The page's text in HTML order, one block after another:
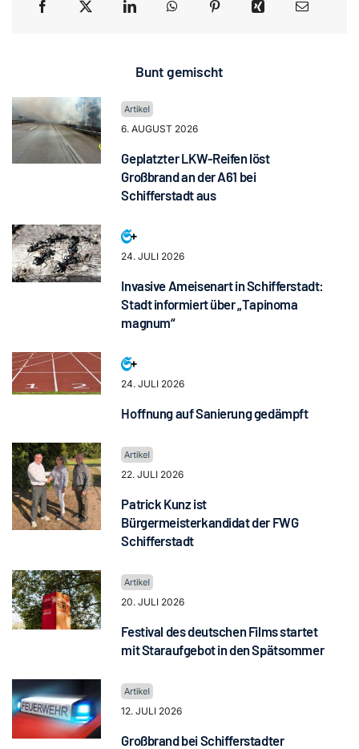
Bunt gemischt
6. AUGUST 2026
Geplatzter LKW-Reifen löst
Großbrand an der A61 bei
Schifferstadt aus
24. JULI 2026
Invasive Ameisenart in Schifferstadt:
Stadt informiert über „Tapinoma
magnum“
24. JULI 2026
Hoffnung auf Sanierung gedämpft
22. JULI 2026
Patrick Kunz ist
Bürgermeisterkandidat der FWG
Schifferstadt
20. JULI 2026
Festival des deutschen Films startet
mit Staraufgebot in den Spätsommer
12. JULI 2026
Großbrand bei Schifferstadter